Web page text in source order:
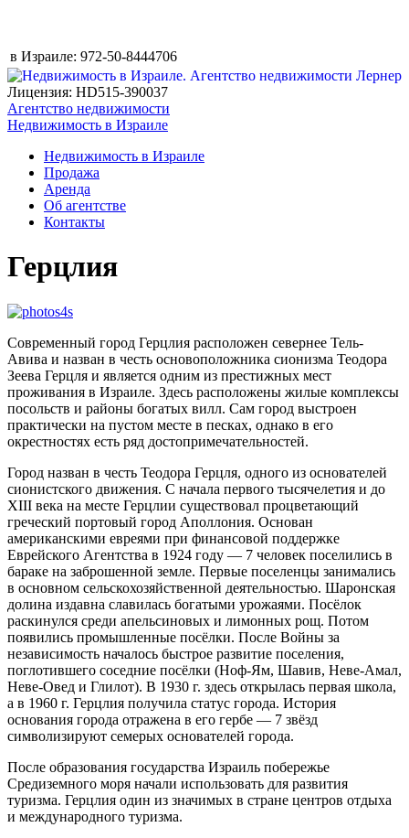
в Израиле: 972-50-8444706
Лицензия: HD515-390037
Агентство недвижимости
Недвижимость в Израиле
Недвижимость в Израиле
Продажа
Аренда
Об агентстве
Контакты
Герцлия
Современный город Герцлия расположен севернее Тель-
Авива и назван в честь основоположника сионизма Теодора
Зеева Герцля и является одним из престижных мест
проживания в Израиле. Здесь расположены жилые комплексы
посольств и районы богатых вилл. Сам город выстроен
практически на пустом месте в песках, однако в его
окрестностях есть ряд достопримечательностей.
Город назван в честь Теодора Герцля, одного из основателей
сионистского движения. С начала первого тысячелетия и до
XIII века на месте Герцлии существовал процветающий
греческий портовый город Аполлония. Основан
американскими евреями при финансовой поддержке
Еврейского Агентства в 1924 году — 7 человек поселились в
бараке на заброшенной земле. Первые поселенцы занимались
в основном сельскохозяйственной деятельностью. Шаронская
долина издавна славилась богатыми урожаями. Посёлок
раскинулся среди апельсиновых и лимонных рощ. Потом
появились промышленные посёлки. После Войны за
независимость началось быстрое развитие поселения,
поглотившего соседние посёлки (Ноф-Ям, Шавив, Неве-Амал,
Неве-Овед и Глилот). В 1930 г. здесь открылась первая школа,
а в 1960 г. Герцлия получила статус города. История
основания города отражена в его гербе — 7 звёзд
символизируют семерых основателей города.
После образования государства Израиль побережье
Средиземного моря начали использовать для развития
туризма. Герцлия один из значимых в стране центров отдыха
и международного туризма.